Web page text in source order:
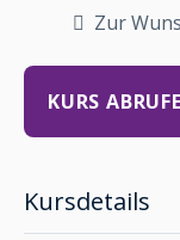
Zur
KURS
Kursdetails